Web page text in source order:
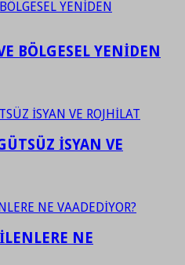
BÖLGESEL YENİDEN
İSYAN VE
NE